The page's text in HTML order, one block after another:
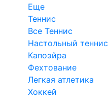
Еще
Теннис
Все Теннис
Настольный теннис
Капоэйра
Фехтование
Легкая атлетика
Хоккей